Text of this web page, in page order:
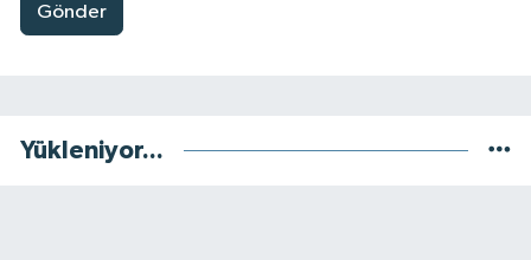
Gönder
Yükleniyor...